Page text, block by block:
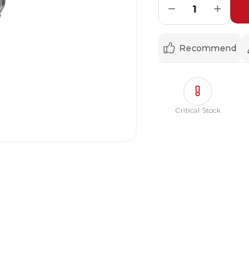
− 1 +
Recommend
Critical Stock